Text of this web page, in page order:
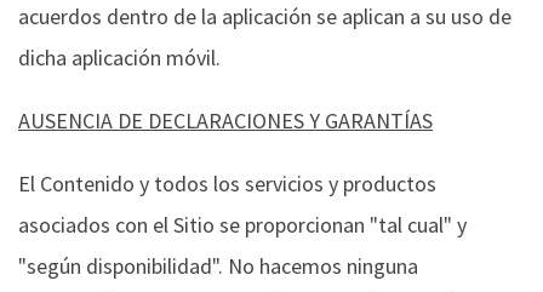
acuerdos dentro de la aplicación se aplican a su uso de
dicha aplicación móvil.
AUSENCIA DE DECLARACIONES Y GARANTÍAS
El Contenido y todos los servicios y productos
asociados con el Sitio se proporcionan "tal cual" y
"según disponibilidad". No hacemos ninguna